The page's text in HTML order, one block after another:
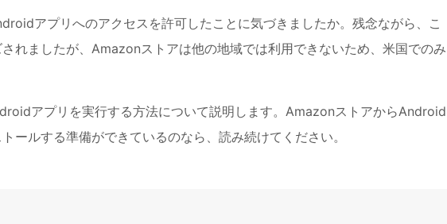
アプリへのアクセスを許可したことに気づきましたか。残念ながら、こ
れましたが、Amazonストアは他の地域では利用できないため、米国でのみ
アプリを実行する方法について説明します。AmazonストアからAndroid
ールする準備ができているのなら、読み続けてください。